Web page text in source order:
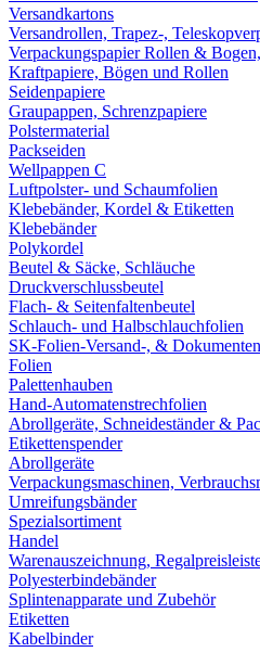
Versandkartons
Versandrollen, Trapez-,
Verpackungspapier Rollen &
Kraftpapiere, Bögen und Rollen
Seidenpapiere
Graupappen, Schrenzpapiere
Polstermaterial
Packseiden
Wellpappen C
Luftpolster- und Schaumfolien
Klebebänder, Kordel & Etiketten
Klebebänder
Polykordel
Beutel & Säcke, Schläuche
Druckverschlussbeutel
Flach- & Seitenfaltenbeutel
Schlauch- und Halbschlauchfolien
SK-Folien-Versand-, &
Folien
Palettenhauben
Hand-Automatenstrechfolien
Abrollgeräte, Schneideständer &
Etikettenspender
Abrollgeräte
Verpackungsmaschinen,
Umreifungsbänder
Spezialsortiment
Handel
Warenauszeichnung,
Polyesterbindebänder
Splintenapparate und Zubehör
Etiketten
Kabelbinder